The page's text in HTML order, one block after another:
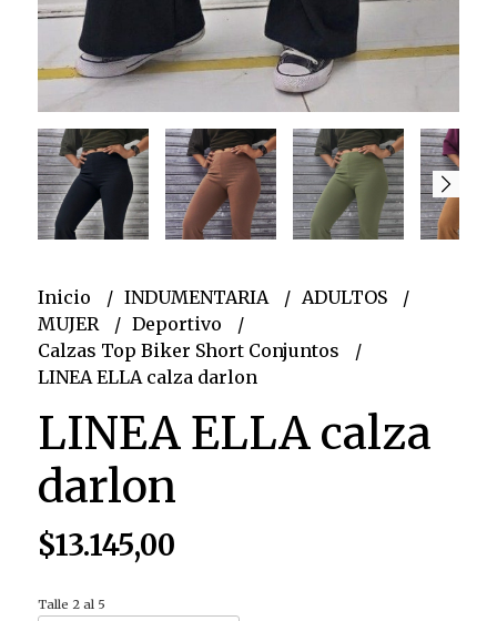
Inicio INDUMENTARIA
ADULTOS
MUJER
Deportivo
Calzas Top Biker Short Conjuntos
LINEA ELLA calza darlon
LINEA ELLA calza
darlon
$13.145,00
Talle 2 al 5